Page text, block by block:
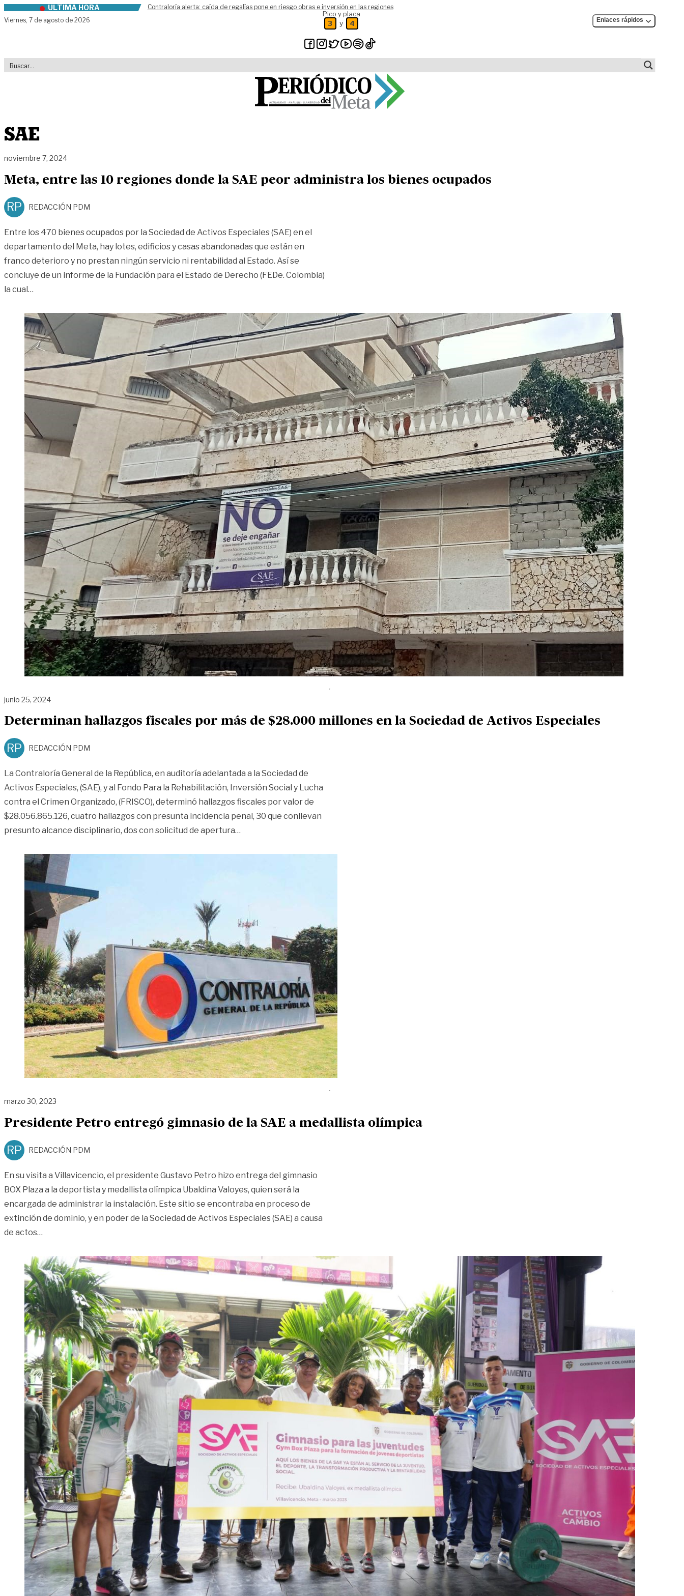
Skip to contentÚLTIMA HORA
Contraloría alerta: caída de regalías pone en riesgo obras e inversión en las regiones
Viernes, 7 de agosto de 2026
Pico y placa
3 y 4 Enlaces rápidos
SAE
noviembre 7, 2024
Meta, entre las 10 regiones donde la SAE peor administra los bienes ocupados
RP REDACCIÓN PDM
Entre los 470 bienes ocupados por la Sociedad de Activos Especiales (SAE) en el
departamento del Meta, hay lotes, edificios y casas abandonadas que están en
franco deterioro y no prestan ningún servicio ni rentabilidad al Estado. Así se
concluye de un informe de la Fundación para el Estado de Derecho (FEDe. Colombia)
la cual…
junio 25, 2024
Determinan hallazgos fiscales por más de $28.000 millones en la Sociedad de Activos Especiales
RP REDACCIÓN PDM
La Contraloría General de la República, en auditoría adelantada a la Sociedad de
Activos Especiales, (SAE), y al Fondo Para la Rehabilitación, Inversión Social y Lucha
contra el Crimen Organizado, (FRISCO), determinó hallazgos fiscales por valor de
$28.056.865.126, cuatro hallazgos con presunta incidencia penal, 30 que conllevan
presunto alcance disciplinario, dos con solicitud de apertura…
marzo 30, 2023
Presidente Petro entregó gimnasio de la SAE a medallista olímpica
RP REDACCIÓN PDM
En su visita a Villavicencio, el presidente Gustavo Petro hizo entrega del gimnasio
BOX Plaza a la deportista y medallista olímpica Ubaldina Valoyes, quien será la
encargada de administrar la instalación. Este sitio se encontraba en proceso de
extinción de dominio, y en poder de la Sociedad de Activos Especiales (SAE) a causa
de actos…